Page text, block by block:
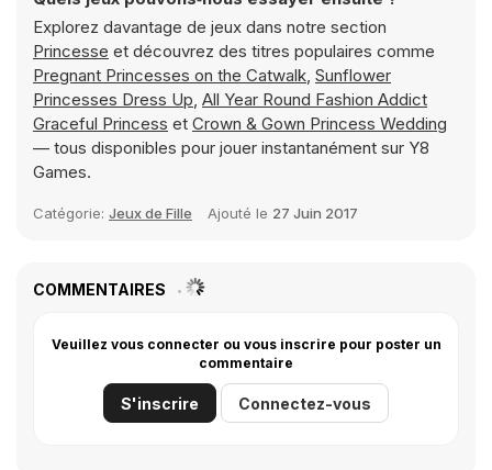
Explorez davantage de jeux dans notre section
Princesse et découvrez des titres populaires comme
Pregnant Princesses on the Catwalk, Sunflower
Princesses Dress Up, All Year Round Fashion Addict
Graceful Princess et Crown & Gown Princess Wedding
— tous disponibles pour jouer instantanément sur Y8
Games.
Catégorie: Jeux de Fille Ajouté le 27 Juin 2017
COMMENTAIRES
Veuillez vous connecter ou vous inscrire pour poster un
commentaire
S'inscrire Connectez-vous